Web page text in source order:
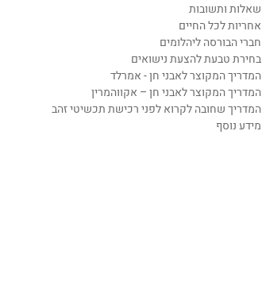
שאלות ותשובות
אחריות לכל החיים
חברי הבורסה ליהלומים
בחירת טבעת להצעת נישואים
המדריך המקוצר לאבני חן - אמרלד
המדריך המקוצר לאבני חן – אקווהמרין
המדריך שחובה לקרוא לפני רכישת תכשיטי זהב
מידע נוסף